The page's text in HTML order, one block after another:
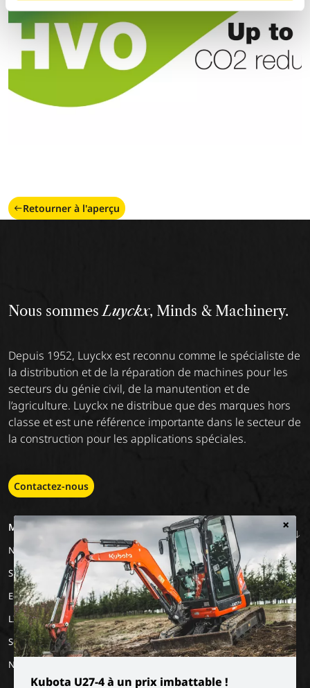
Retourner à l'aperçu
×
Kubota U27-4 à un prix imbattable !
Nous sommesLuyckx, Minds & Machinery.
Depuis 1952, Luyckx est reconnu comme le spécialiste de
la distribution et de la réparation de machines pour les
secteurs du génie civil, de la manutention et de
l’agriculture. Luyckx ne distribue que des marques hors
classe et est une référence importante dans le secteur de
la construction pour les applications spéciales.
Contactez-nous
MACHINERY
Nos marques
Special Applications
Eco Applications
LX Used Equipment
Sociétés de location
New old stock
EMPLOIS
Travailler chez Luyckx
Stage/emploi de
vacances
A PROPOS DE
NOUS
Notre vision
Notre mission
L'histoire